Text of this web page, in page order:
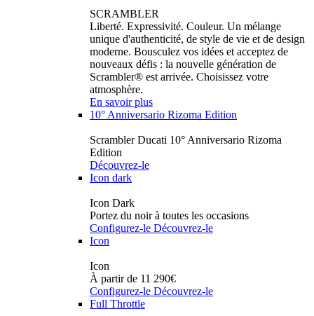
SCRAMBLER
Liberté. Expressivité. Couleur. Un mélange
unique d'authenticité, de style de vie et de design
moderne. Bousculez vos idées et acceptez de
nouveaux défis : la nouvelle génération de
Scrambler® est arrivée. Choisissez votre
atmosphère.
En savoir plus
10° Anniversario Rizoma Edition
Scrambler Ducati 10° Anniversario Rizoma
Edition
Découvrez-le
Icon dark
Icon Dark
Portez du noir à toutes les occasions
Configurez-le Découvrez-le
Icon
Icon
À partir de 11 290€
Configurez-le Découvrez-le
Full Throttle